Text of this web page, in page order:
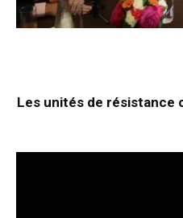
Les unités de résistance